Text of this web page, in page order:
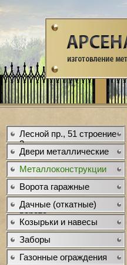
Лесной пр., 51 строение
3
Двери металлические
Металлоконструкции
Ворота гаражные
Дачные (откатные)
ворота .
Козырьки и навесы
Заборы
Газонные ограждения